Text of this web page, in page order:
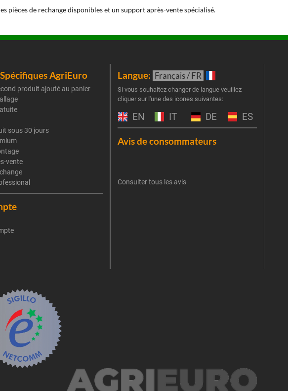
pièces de rechange disponibles et un support après-vente spécialisé.
AgriEuro
produit ajouté au panier
sous 30 jours
vente
Langue: Français / FR
Si vous souhaitez changer de langue veuillez
cliquer sur l'une des icones suivantes:
EN IT DE ES
Avis de consommateurs
Consulter tous les avis